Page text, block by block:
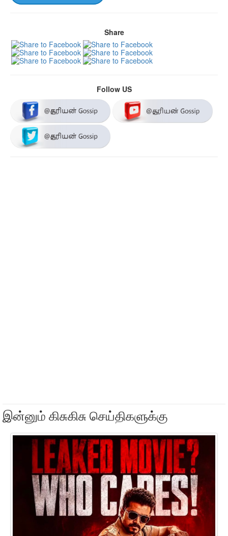
Share
Follow US
இன்னும் கிசுகிசு செய்திகளுக்கு